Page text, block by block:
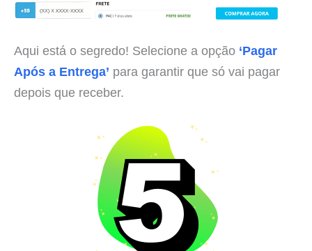
Aqui está o segredo! Selecione a opção ‘Pagar
Após a Entrega’ para garantir que só vai pagar
depois que receber.